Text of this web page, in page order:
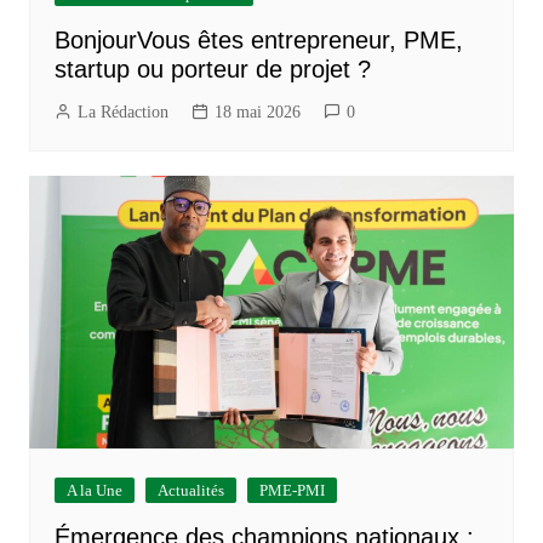
BonjourVous êtes entrepreneur, PME,
startup ou porteur de projet ?
La Rédaction 18 mai 2026 0
A la Une Actualités PME-PMI
Émergence des champions nationaux :